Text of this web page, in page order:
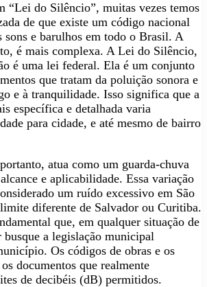
“Lei do Silêncio”, muitas vezes temos
de que existe um código nacional
sons e barulhos em todo o Brasil. A
é mais complexa. A Lei do Silêncio,
é uma lei federal. Ela é um conjunto
que tratam da poluição sonora e
e à tranquilidade. Isso significa que a
específica e detalhada varia
para cidade, e até mesmo de bairro
atua como um guarda-chuva
e aplicabilidade. Essa variação
um ruído excessivo em São
diferente de Salvador ou Curitiba.
que, em qualquer situação de
a legislação municipal
Os códigos de obras e os
documentos que realmente
de decibéis (dB) permitidos.